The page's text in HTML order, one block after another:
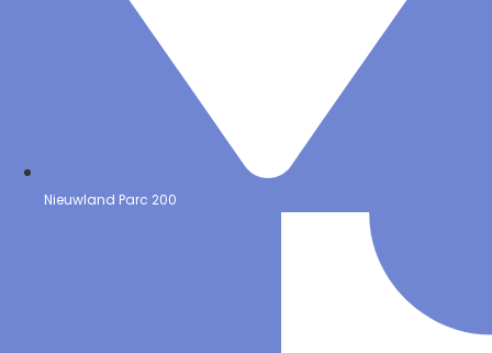
Nieuwland Parc 200